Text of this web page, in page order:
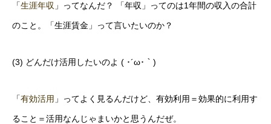
「生涯年収 」ってなんだ？ 「年収」ってのは1年間の収入の合計
のこと。「生涯賃金」って言いたいのか？
(3) どんだけ活用したいのよ ( ･´ω･｀)
「有効活用 」ってよく見るんだけど、有効利用＝効果的に利用す
ること＝活用なんじゃまいかと思うんだぜ。